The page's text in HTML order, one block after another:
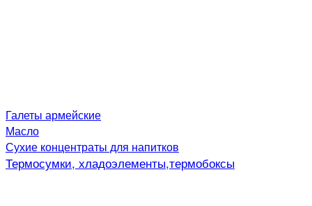
Галеты армейские
Масло
Сухие концентраты для напитков
Термосумки, хладоэлементы,термобоксы